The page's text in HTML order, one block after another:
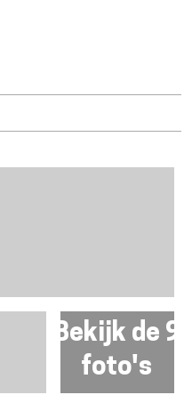
Bekijk de 9
foto's